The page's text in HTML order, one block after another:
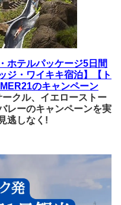
ホテルパッケージ5日間
ジ・ワイキキ宿泊】【ト
のキャンペーン
クル、イエローストー
レーのキャンペーンを実
逃しなく!